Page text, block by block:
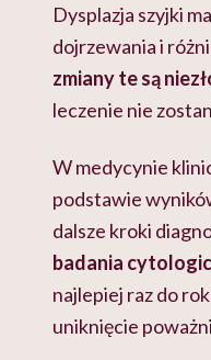
Dysplazja szyjki
dojrzewania i
zmiany te są
leczenie nie
W medycynie
podstawie
dalsze kroki
badania
najlepiej raz do
uniknięcie